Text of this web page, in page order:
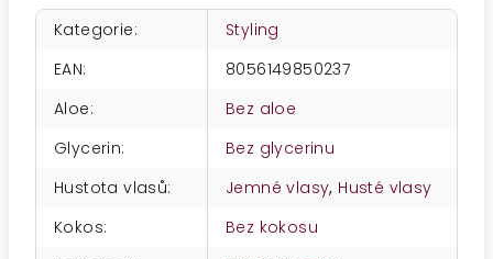
Kategorie:
Styling
EAN:
8056149850237
Aloe:
Bez aloe
Glycerin:
Bez glycerinu
Hustota vlasů: Jemné vlasy, Husté vlasy
Kokos:
Bez kokosu